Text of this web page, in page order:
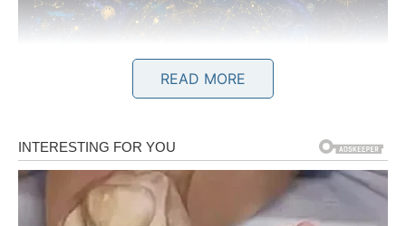
DEVICA – sudbina nagrađuje
READ MORE